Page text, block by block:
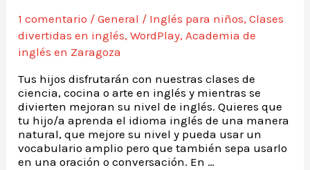
1 comentario /General / Inglés para niños,Clases
divertidas en inglés,WordPlay,Academia de
inglés en Zaragoza
Tus hijos disfrutarán con nuestras clases de
ciencia, cocina o arte en inglés y mientras se
divierten mejoran su nivel de inglés. Quieres que
tu hijo/a aprenda el idioma inglés de una manera
natural, que mejore su nivel y pueda usar un
vocabulario amplio pero que también sepa usarlo
en una oración o conversación. En …